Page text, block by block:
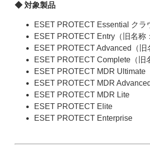
◆ 対象製品
ESET PROTECT Essential クラ
ESET PROTECT Entry（旧名
ESET PROTECT Advanced（
ESET PROTECT Complete（
ESET PROTECT MDR
ESET PROTECT MDR Advanced
ESET PROTECT MDR Lite
ESET PROTECT Elite
ESET PROTECT Enterprise